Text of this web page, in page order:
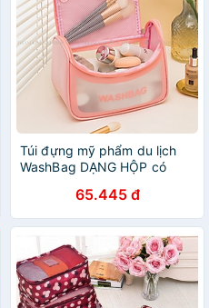
Túi đựng mỹ phẩm du lịch
WashBag DẠNG HỘP có
Túi đựng đồ trang điểm
makup chống nước
65.445 đ